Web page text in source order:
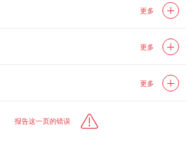
更多
更多
更多
报告这一页的错误